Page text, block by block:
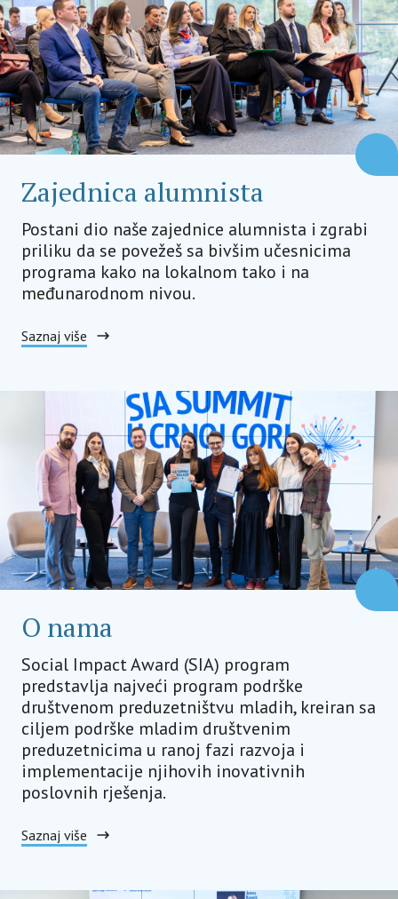
Zajednica alumnista
Postani dio naše zajednice alumnista i zgrabi
priliku da se povežeš sa bivšim učesnicima
programa kako na lokalnom tako i na
međunarodnom nivou.
Saznaj više
O nama
Social Impact Award (SIA) program
predstavlja najveći program podrške
društvenom preduzetništvu mladih, kreiran sa
ciljem podrške mladim društvenim
preduzetnicima u ranoj fazi razvoja i
implementacije njihovih inovativnih
poslovnih rješenja.
Saznaj više